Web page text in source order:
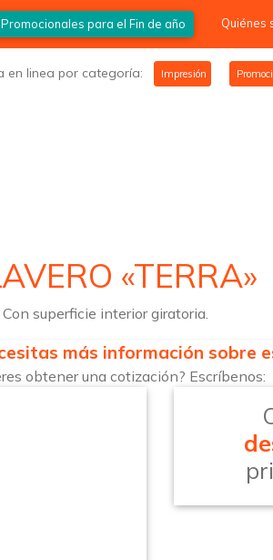
Promocionales para el Fin de año Quiénes
en linea por categoría: Impresión
«TERRA»
Con superficie interior giratoria.
más información sobre
obtener una cotización? Escríbenos: